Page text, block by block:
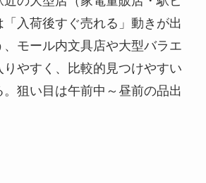
入荷後すぐ売れる」動きが出
モール内文具店や大型バラエ
やすく、比較的見つけやすい
狙い目は午前中～昼前の品出